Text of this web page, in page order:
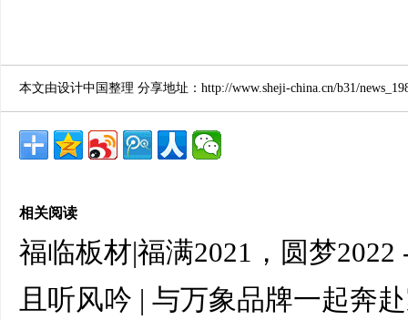
本文由设计中国整理 分享地址：http://www.sheji-china.cn/b31/
相关阅读
福临板材|福满2021，圆梦2022
且听风吟 | 与万象品牌一起奔